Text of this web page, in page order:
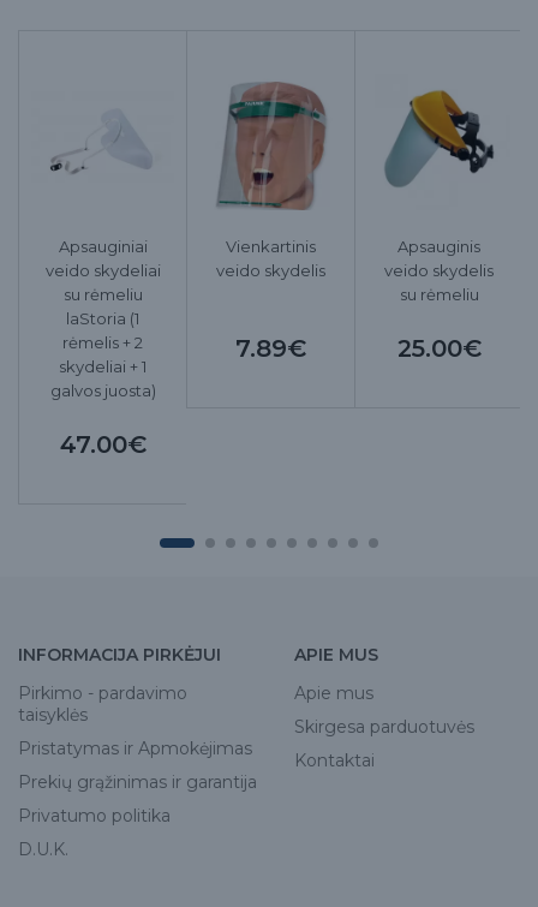
Apsauginiai
veido skydeliai
su rėmeliu
laStoria (1
rėmelis + 2
skydeliai + 1
galvos juosta)
47.00€
Vienkartinis
veido skydelis
7.89€
Apsauginis
veido skydelis
su rėmeliu
25.00€
INFORMACIJA PIRKĖJUI
Pirkimo - pardavimo
taisyklės
Pristatymas ir Apmokėjimas
Prekių grąžinimas ir garantija
Privatumo politika
D.U.K.
APIE MUS
Apie mus
Skirgesa parduotuvės
Kontaktai